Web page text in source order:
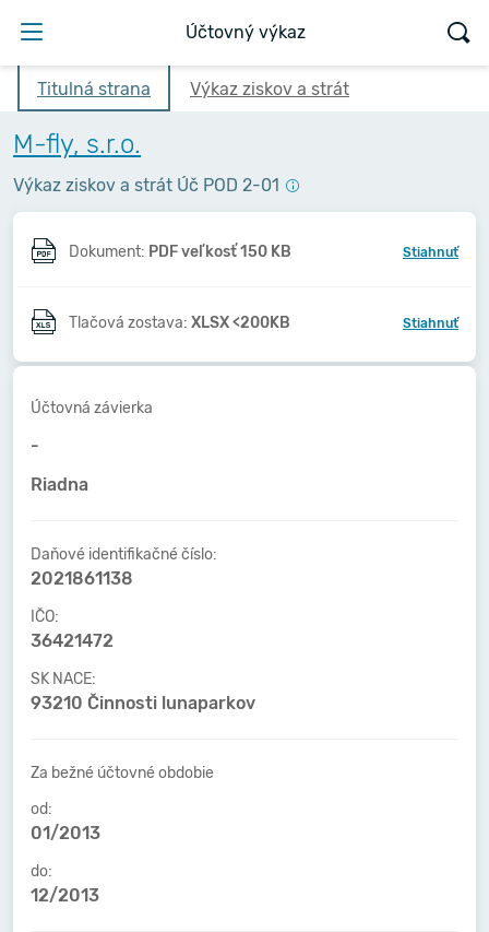
Účtovný výkaz
Titulná strana Výkaz ziskov a strát
M-fly, s.r.o.
Výkaz ziskov a strát Úč POD 2-01
Dokument: PDF veľkosť 150 KB Stiahnuť
Tlačová zostava: XLSX <200KB Stiahnuť
Účtovná závierka
-
Riadna
Daňové identifikačné číslo:
2021861138
IČO:
36421472
SK NACE:
93210 Činnosti lunaparkov
Za bežné účtovné obdobie
od:
01/2013
do:
12/2013